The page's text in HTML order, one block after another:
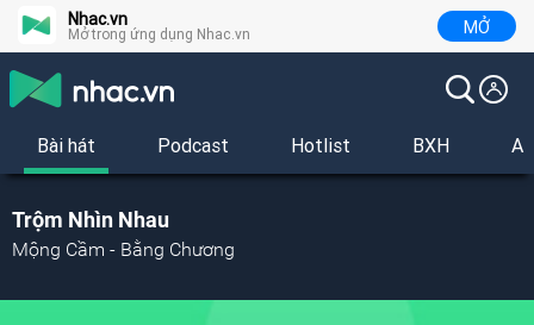
Nhac.vn
Mở trong ứng dụng Nhac.vn MỞ
Bài hát Podcast Hotlist BXH
Trộm Nhìn Nhau
Mộng Cầm - Bằng Chương